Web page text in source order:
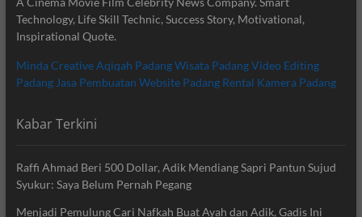
Technology, Life Skill Technic, Success Story, Motivational,
Inspirational Quote.
Minda CreativeAqiqah PadangWisata PadangVideo Editing
Padang Jasa Pembuatan Website Padang Rental Kamera Padang
Kabar Terkini
Raffi Ahmad Beri 500 Dollar, Adik Mendiang Sapri Pantun Sujud
Syukur: Saya Belum Pernah Pegang
Menjadi Pemulung Cari Nafkah Buat Ayah dan Adik, Gadis Ini